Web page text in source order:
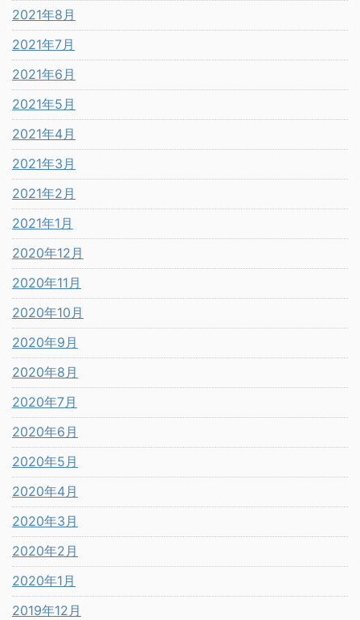
2021年8月
2021年7月
2021年6月
2021年5月
2021年4月
2021年3月
2021年2月
2021年1月
2020年12月
2020年11月
2020年10月
2020年9月
2020年8月
2020年7月
2020年6月
2020年5月
2020年4月
2020年3月
2020年2月
2020年1月
2019年12月